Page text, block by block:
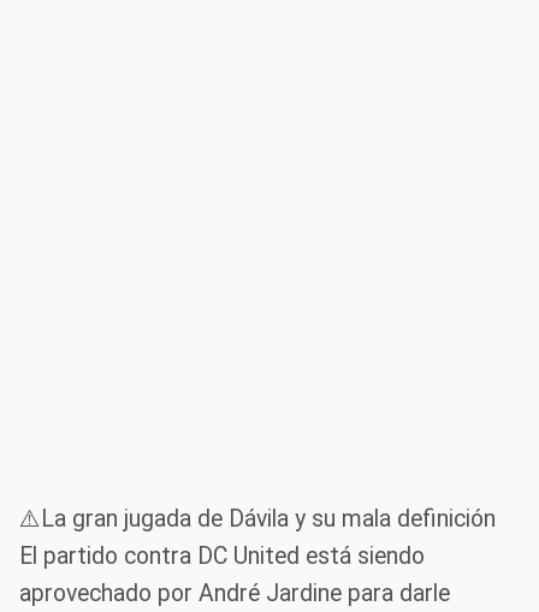
⚠️La gran jugada de Dávila y su mala definición
El partido contra DC United está siendo
aprovechado por André Jardine para darle